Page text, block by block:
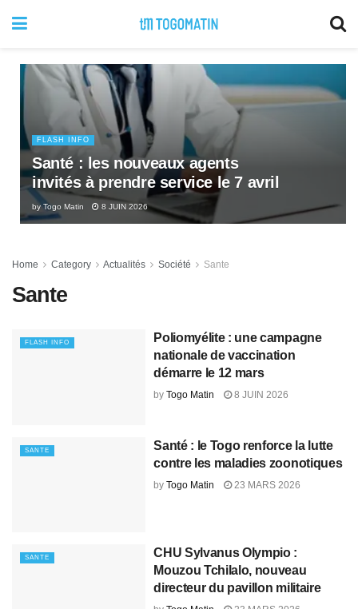
FLASH INFO
Santé : les nouveaux agents
invités à prendre service le 7 avril
by Togo Matin 8 JUIN 2026
Home Category Actualités Société Sante
Sante
FLASH INFO
Poliomyélite : une campagne
nationale de vaccination
démarre le 12 mars
by Togo Matin 8 JUIN 2026
SANTE
Santé : le Togo renforce la lutte
contre les maladies zoonotiques
by Togo Matin 23 MARS 2026
SANTE
CHU Sylvanus Olympio :
Mouzou Tchilalo, nouveau
directeur du pavillon militaire